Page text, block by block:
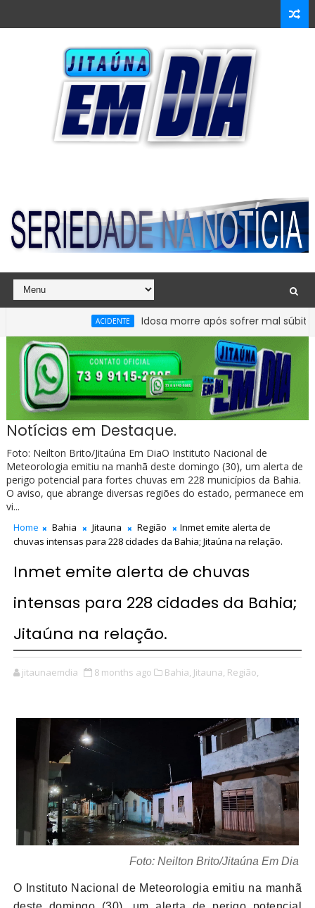
Idosa morre após sofrer mal súbito no
Notícias em Destaque.
Foto: Neilton Brito/Jitaúna Em DiaO Instituto Nacional de
Meteorologia emitiu na manhã deste domingo (30), um alerta de
perigo potencial para fortes chuvas em 228 municípios da Bahia.
O aviso, que abrange diversas regiões do estado, permanece em
vi...
Home Bahia Jitauna Região
Inmet emite alerta de
chuvas intensas para 228 cidades da Bahia; Jitaúna na relação.
Inmet emite alerta de chuvas
intensas para 228 cidades da Bahia;
Jitaúna na relação.
jitaunaemdia 8 months ago Bahia, Jitauna, Região,
Foto: Neilton Brito/Jitaúna Em Dia
O Instituto Nacional de Meteorologia emitiu na manhã